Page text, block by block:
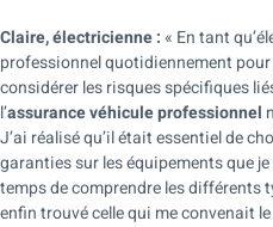
Claire, électricienne :« En tant
professionnel quotidiennement
considérer les risques spécifiques
l’assurance véhicule professionnel
J’ai réalisé qu’il était essentiel de
garanties sur les équipements que
temps de comprendre les différents
enfin trouvé celle qui me convenait